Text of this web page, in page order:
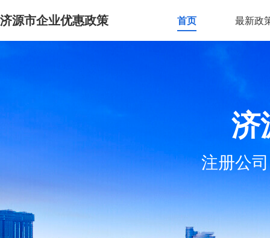
济源市企业优惠政策 首页 最新政
济
注册公